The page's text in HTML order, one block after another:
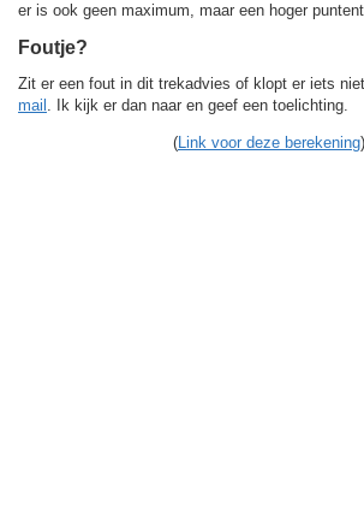
er is ook geen maximum, maar een hoger
Foutje?
Zit er een fout in dit trekadvies of klopt er iets niet
mail
. Ik kijk er dan naar en geef een toelichting.
( Link voor deze berekening)